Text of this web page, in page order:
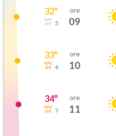
32°
5
ore
09
33°
6
ore
10
34°
7
ore
11